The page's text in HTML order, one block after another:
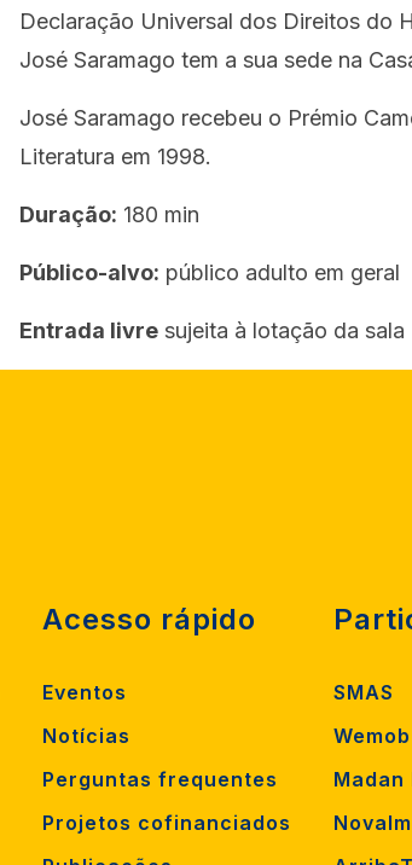
Declaração Universal dos Direitos do
José Saramago tem a sua sede na
José Saramago recebeu o Prémio
Literatura em 1998.
Duração: 180 min
Público-alvo: público adulto em geral
Entrada livresujeita à lotação da sala
Acesso rápido
Eventos
Notícias
Perguntas frequentes
Projetos cofinanciados
SMAS
Wemob
Madan